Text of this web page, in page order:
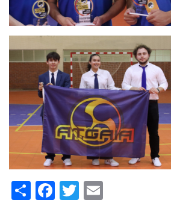
ShareFacebook
Twitter